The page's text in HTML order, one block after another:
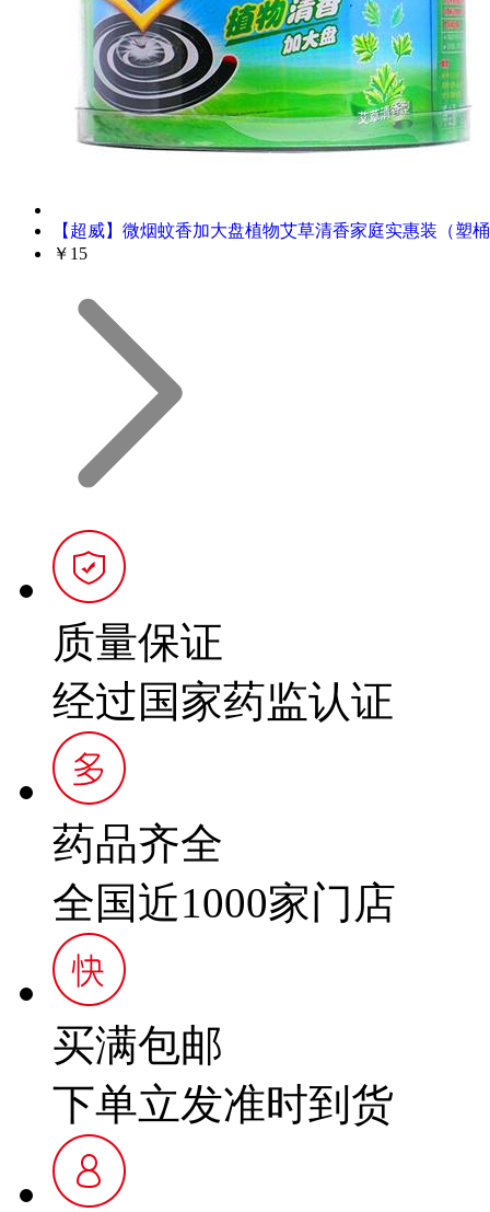
质量保证
经过国家药监认证
药品齐全
全国近1000家门店
买满包邮
下单立发准时到货